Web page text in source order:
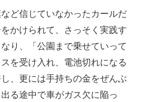
ど信じていなかったカールだ
かけられて、さっそく実践す
り、「公園まで乗せていって
を受け入れ、電池切れになる
、更には手持ちの金をぜんぶ
る途中で車がガス欠に陥っ